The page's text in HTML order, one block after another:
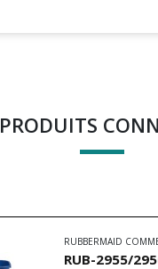
PRODUITS
RUBBERMAID
RUB-2955/